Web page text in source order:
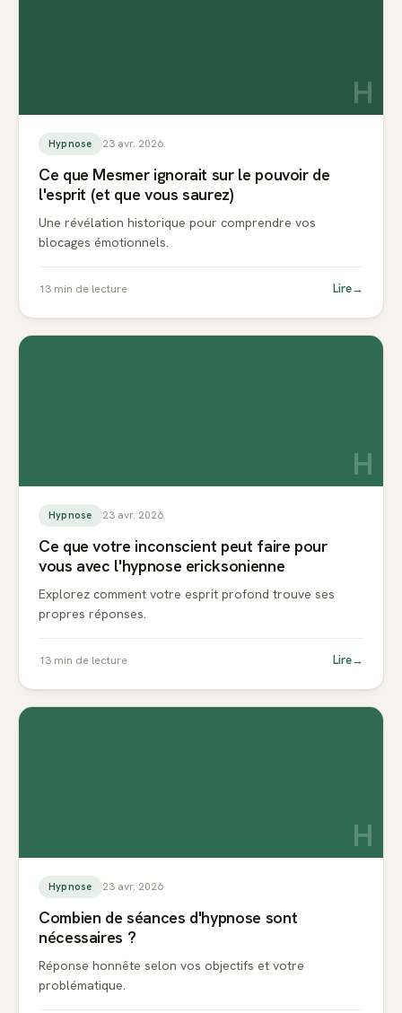
H
Hypnose 23 avr. 2026
Ce que Mesmer ignorait sur le pouvoir de
l'esprit (et que vous saurez)
Une révélation historique pour comprendre vos
blocages émotionnels.
13 min de lecture Lire→
H
Hypnose 23 avr. 2026
Ce que votre inconscient peut faire pour
vous avec l'hypnose ericksonienne
Explorez comment votre esprit profond trouve ses
propres réponses.
13 min de lecture Lire→
H
Hypnose 23 avr. 2026
Combien de séances d'hypnose sont
nécessaires ?
Réponse honnête selon vos objectifs et votre
problématique.